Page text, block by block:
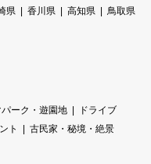
県 香川県 高知県
鳥取県
ーク・遊園地
ドライブ
ト
古民家・秘境・絶景